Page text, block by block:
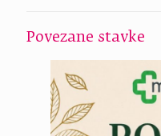
Povezane stavke